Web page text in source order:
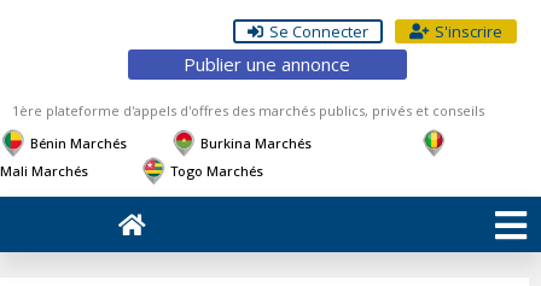
Se Connecter S'inscrire
Publier une annonce
1ère plateforme d'appels d'offres des marchés publics, privés et conseils
Bénin Marchés
Burkina Marchés
Mali Marchés
Togo Marchés